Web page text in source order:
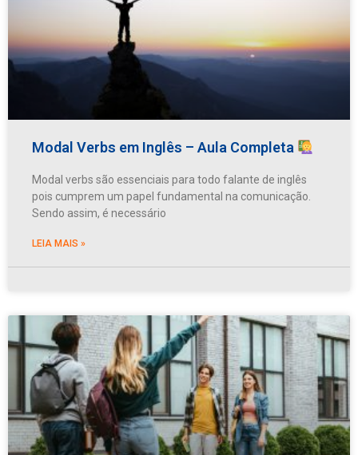
Modal Verbs em Inglês – Aula Completa
Modal verbs são essenciais para todo falante de inglês
pois cumprem um papel fundamental na comunicação.
Sendo assim, é necessário
LEIA MAIS »